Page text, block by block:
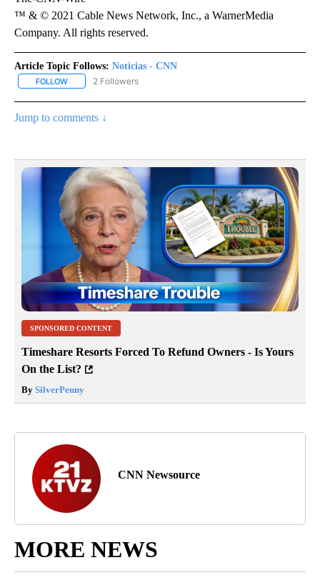
™ & © 2021 Cable News Network, Inc., a WarnerMedia
Company. All rights reserved.
Article Topic Follows: Noticias - CNN
FOLLOW FOLLOW "NOTICIAS - CNN" TO RECEIVE NOTIFICATIONS ABOUT
2 Followers
Jump to comments ↓
SPONSORED CONTENT
Timeshare Resorts Forced To Refund Owners - Is Yours
On the List?
By SilverPenny
CNN Newsource
MORE NEWS